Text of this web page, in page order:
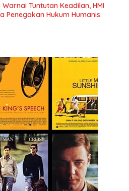
Tuntutan Keadilan, HMI
Penegakan Hukum Humanis.